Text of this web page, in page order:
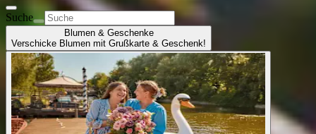
Suche
Blumen & Geschenke
Verschicke Blumen mit Grußkarte & Geschenk!